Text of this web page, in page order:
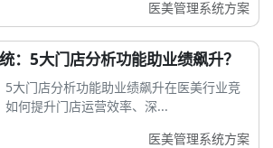
医美管理系统方案
：5大门店分析功能助业绩飙升？
5大门店分析功能助业绩飙升在医美行业竞
何提升门店运营效率、深...
医美管理系统方案